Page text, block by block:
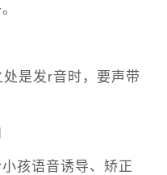
是发r音时，要声带
孩语音诱导、矫正